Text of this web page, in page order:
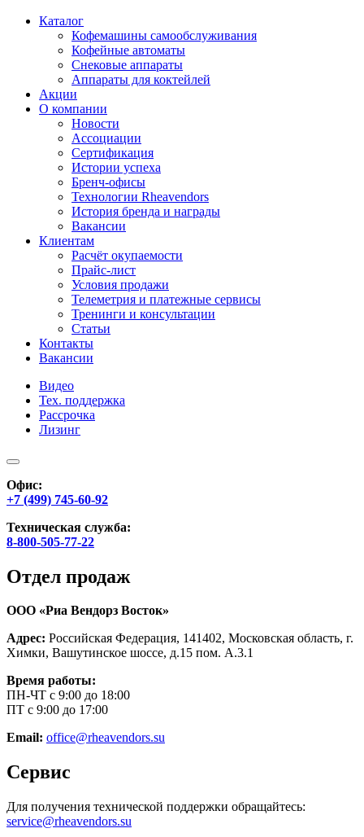
Каталог
Кофемашины самообслуживания
Кофейные автоматы
Снековые аппараты
Аппараты для коктейлей
Акции
О компании
Новости
Ассоциации
Сертификация
Истории успеха
Бренч-офисы
Технологии Rheavendors
История бренда и награды
Вакансии
Клиентам
Расчёт окупаемости
Прайс-лист
Условия продажи
Телеметрия и платежные сервисы
Тренинги и консультации
Статьи
Контакты
Вакансии
Видео
Тех. поддержка
Рассрочка
Лизинг
Офис:
+7 (499) 745-60-92
Техническая служба:
8-800-505-77-22
Отдел продаж
ООО «Риа Вендорз Восток»
Адрес: Российская Федерация, 141402, Московская область, г.
Химки, Вашутинское шоссе, д.15 пом. А.3.1
Время работы:
ПН-ЧТ с 9:00 до 18:00
ПТ с 9:00 до 17:00
Email: office@rheavendors.su
Сервис
Для получения технической поддержки обращайтесь:
service@rheavendors.su